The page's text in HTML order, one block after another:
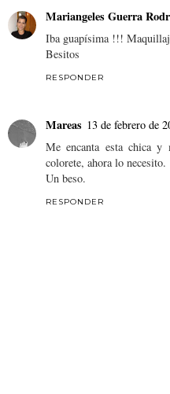
Mariangeles Guerra
Iba guapísima !!!
Besitos
RESPONDER
Mareas 13 de febrero de
Me encanta esta chica y
colorete, ahora lo necesito.
Un beso.
RESPONDER